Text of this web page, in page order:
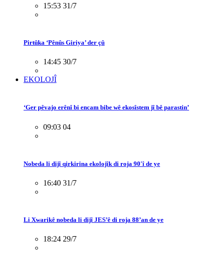
15:53 31/7
Pirtûka ‘Pênûs Giriya’ der çû
14:45 30/7
EKOLOJÎ
‘Ger pêvajo erênî bi encam bibe wê ekosîstem jî bê parastin’
09:03 04
Nobeda li dijî qirkirina ekolojîk di roja 90'î de ye
16:40 31/7
Li Xwarikê nobeda li dijî JES’ê di roja 88’an de ye
18:24 29/7